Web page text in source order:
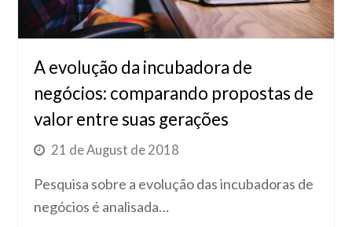
A evolução da incubadora de
negócios: comparando propostas de
valor entre suas gerações
21 de August de 2018
Pesquisa sobre a evolução das incubadoras de
negócios é analisada…